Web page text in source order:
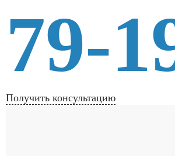
79-
Получить консультацию